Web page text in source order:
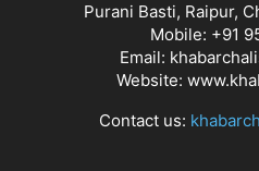
Purani Basti, Raipur,
Mobile: +91
Email:
Website:
Contact us: